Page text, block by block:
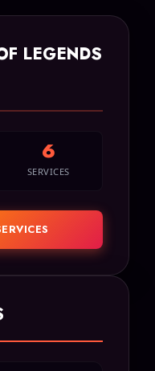
LEGENDS
6
SERVICES